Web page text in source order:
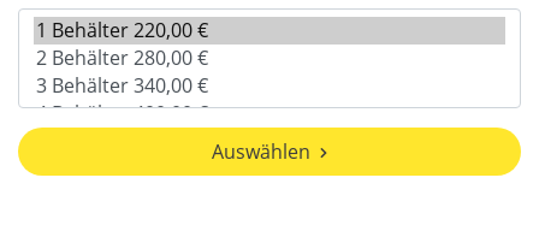
Auswählen